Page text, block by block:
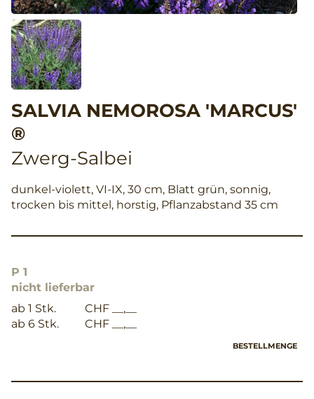
SALVIA NEMOROSA 'MARCUS'
®
Zwerg-Salbei
dunkel-violett, VI-IX, 30 cm, Blatt grün, sonnig,
trocken bis mittel, horstig, Pflanzabstand 35 cm
P 1
nicht lieferbar
ab 1 Stk.
CHF __,__
ab 6 Stk.
CHF __,__
BESTELLMENGE